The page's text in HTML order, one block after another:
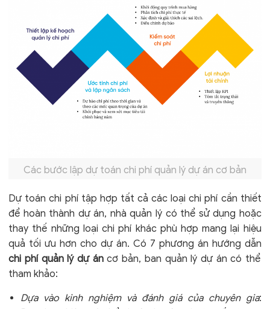
Các bước lập dự toán chi phí quản lý dự án cơ bản
Dự toán chi phí tập hợp tất cả các loại chi phí cần thiết
để hoàn thành dự án, nhà quản lý có thể sử dụng hoặc
thay thế những loại chi phí khác phù hợp mang lại hiệu
quả tối ưu hơn cho dự án. Có 7 phương án hướng dẫn
chi phí quản lý dự áncơ bản, ban quản lý dự án có thể
tham khảo:
Dựa vào kinh nghiệm và đánh giá của chuyên gia: